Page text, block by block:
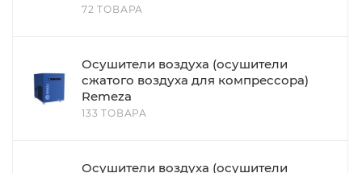
72 ТОВАРА
Осушители воздуха (осушители
сжатого воздуха для компрессора)
Remeza
133 ТОВАРА
Осушители воздуха (осушители